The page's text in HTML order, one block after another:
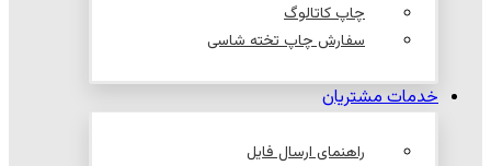
چاپ کاتالوگ
سفارش چاپ تخته شاسی
خدمات مشتریان
راهنمای ارسال فایل